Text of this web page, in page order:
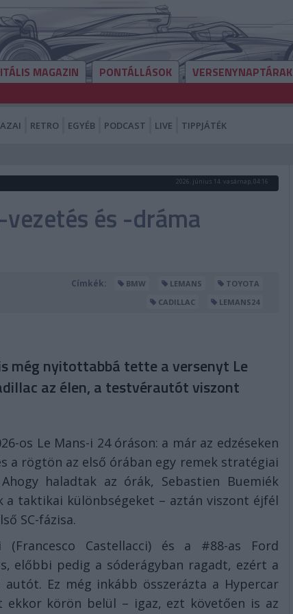
MAGAZIN PONTÁLLÁSOK VERSENYNAPTÁRAK
RETRO EGYÉB PODCAST LIVE TIPPJÁTÉK
2026. június 14. vasárnap, 04:16
és -dráma
Címkék: BMW LEMANS
TOYOTA
CADILLAC
LEMANS24
még nyitottabbá tette a versenyt Le
az élen, a testvérautót viszont
os Le Mans-i 24 óráson: a már az edzéseken
a rögtön az első órában egy remek stratégiai
haladtak az órák, Sebastien Buemiék
taktikai különbségeket – aztán viszont éjfél
SC-fázisa.
Castellacci) és a #88-as Ford
előbbi pedig a sóderágyban ragadt, ezért a
Ez még inkább összerázta a Hypercar
ekkor körön belül – igaz, ezt követően is az